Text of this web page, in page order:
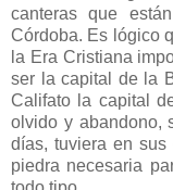
canteras que
Córdoba. Es lógico
la Era Cristiana
ser la capital de la
Califato la capital
olvido y abandono,
días, tuviera en sus
piedra necesaria